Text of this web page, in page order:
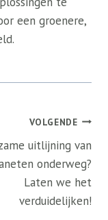
een groenere,
VOLGENDE
uitlijning van
onderweg?
Laten we het
verduidelijken!